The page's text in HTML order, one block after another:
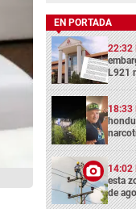
EN PORTADA
L921
esta
de